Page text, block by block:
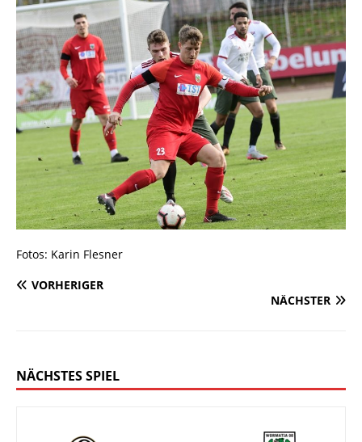
Fotos: Karin Flesner
VORHERIGER
NÄCHSTER
NÄCHSTES SPIEL